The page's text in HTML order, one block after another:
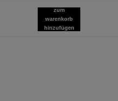
zum
warenkorb
hinzufügen